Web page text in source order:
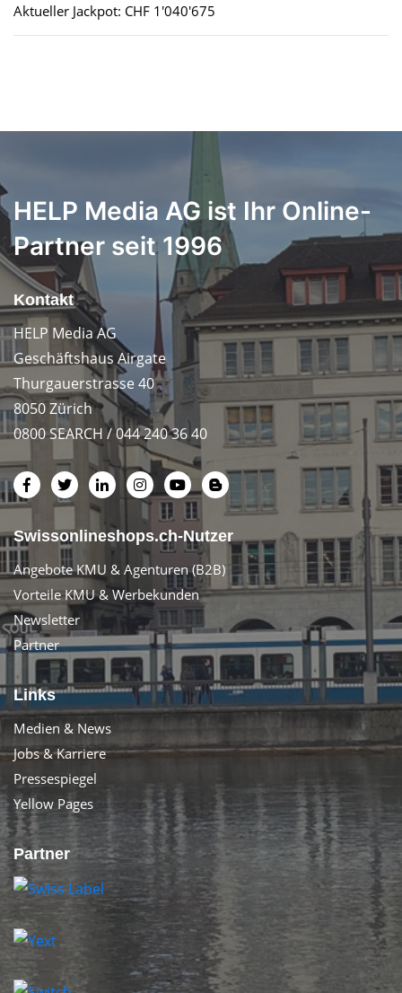
Aktueller Jackpot: CHF 1'040'675
HELP Media AG ist Ihr Online-
Partner seit 1996
Kontakt
HELP Media AG
Geschäftshaus Airgate
Thurgauerstrasse 40
8050 Zürich
0800 SEARCH / 044 240 36 40
Swissonlineshops.ch-Nutzer
Angebote KMU & Agenturen (B2B)
Vorteile KMU & Werbekunden
Newsletter
Partner
Links
Medien & News
Jobs & Karriere
Pressespiegel
Yellow Pages
Partner